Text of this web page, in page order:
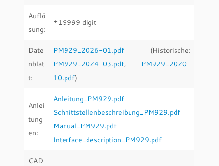
Auflö
sung:
±19999 digit
Date
nblat
t:
PM929_2026-01.pdf (Historische:
PM929_2024-03.pdf,
PM929_2020-
10.pdf)
Anlei
tung
en:
Anleitung_PM929.pdf
Schnittstellenbeschreibung_PM929.pdf
Manual_PM929.pdf
Interface_description_PM929.pdf
CAD